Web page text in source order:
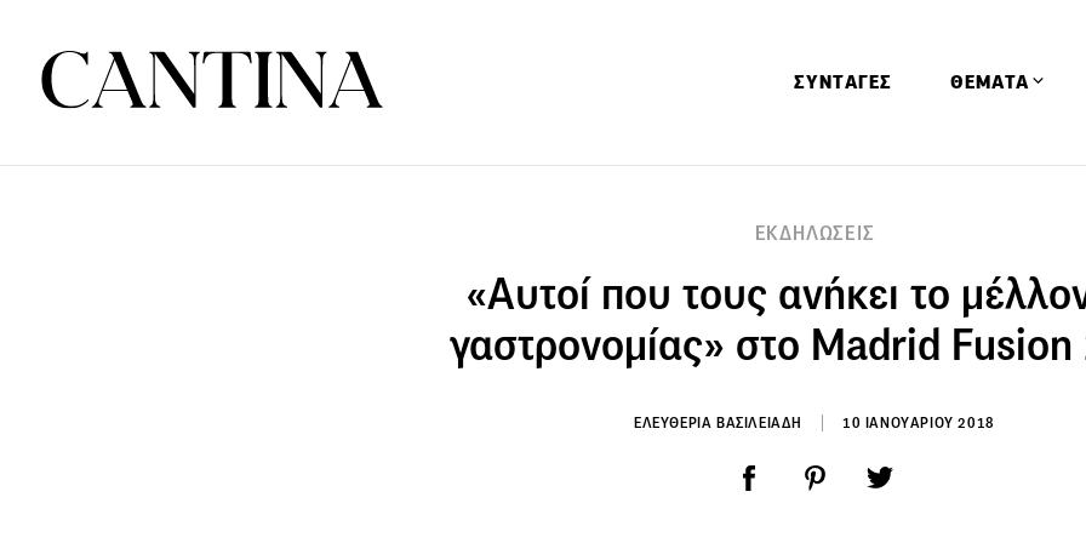
ΣΥΝΤΑΓΕΣ ΘΕΜΑΤΑ
Ειδήσεις
Έρευνες
ΕΚΔΗΛΩΣΕΙΣ
«Αυτοί που τους ανήκει το
γαστρονομίας» στο Madrid
ΕΛΕΥΘΕΡΙΑ ΒΑΣΙΛΕΙΑΔΗ 10 ΙΑΝΟΥΑΡΙΟΥ 2018